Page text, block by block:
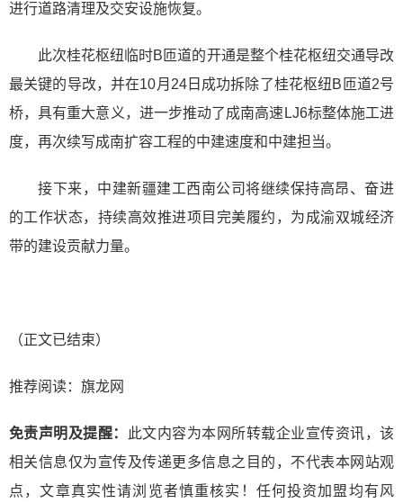
进行道路清理及交安设施恢复。
此次桂花枢纽临时B匝道的开通是整个桂花枢纽交通导改
最关键的导改，并在10月24日成功拆除了桂花枢纽B匝道2号
桥，具有重大意义，进一步推动了成南高速LJ6标整体施工进
度，再次续写成南扩容工程的中建速度和中建担当。
接下来，中建新疆建工西南公司将继续保持高昂、奋进
的工作状态，持续高效推进项目完美履约，为成渝双城经济
带的建设贡献力量。
（正文已结束）
推荐阅读： 旗龙网
免责声明及提醒：
此文内容为本网所转载企业宣传资讯，该
相关信息仅为宣传及传递更多信息之目的，不代表本网站观
点，文章真实性请浏览者慎重核实！任何投资加盟均有风